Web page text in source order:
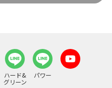
ハード&
グリーン
パワー